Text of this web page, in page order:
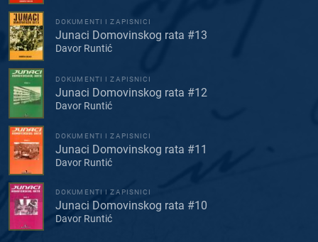
DOKUMENTI I ZAPISNICI
Junaci Domovinskog rata #13
Davor Runtić
DOKUMENTI I ZAPISNICI
Junaci Domovinskog rata #12
Davor Runtić
DOKUMENTI I ZAPISNICI
Junaci Domovinskog rata #11
Davor Runtić
DOKUMENTI I ZAPISNICI
Junaci Domovinskog rata #10
Davor Runtić